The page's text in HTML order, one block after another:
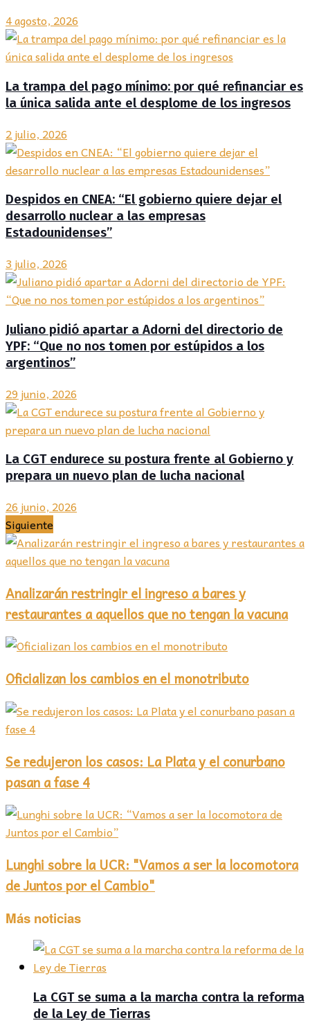
4 agosto, 2026
La trampa del pago mínimo: por qué refinanciar es
la única salida ante el desplome de los ingresos
2 julio, 2026
Despidos en CNEA: “El gobierno quiere dejar el
desarrollo nuclear a las empresas
Estadounidenses”
3 julio, 2026
Juliano pidió apartar a Adorni del directorio de
YPF: “Que no nos tomen por estúpidos a los
argentinos”
29 junio, 2026
La CGT endurece su postura frente al Gobierno y
prepara un nuevo plan de lucha nacional
26 junio, 2026
Siguiente
Analizarán restringir el ingreso a bares y
restaurantes a aquellos que no tengan la vacuna
Oficializan los cambios en el monotributo
Se redujeron los casos: La Plata y el conurbano
pasan a fase 4
Lunghi sobre la UCR: "Vamos a ser la locomotora
de Juntos por el Cambio"
Más noticias
La CGT se suma a la marcha contra la reforma
de la Ley de Tierras